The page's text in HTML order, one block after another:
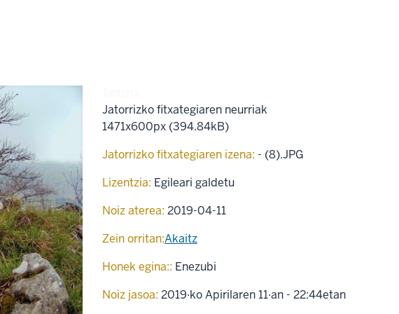
Jatorrizko fitxategiaren neurriak
1471x600px (394.84kB)
Jatorrizko fitxategiaren izena: - (8).JPG
Lizentzia: Egileari galdetu
Noiz aterea: 2019-04-11
Zein orritan:Akaitz
Honek egina:: Enezubi
Noiz jasoa: 2019·ko Apirilaren 11·an - 22:44etan